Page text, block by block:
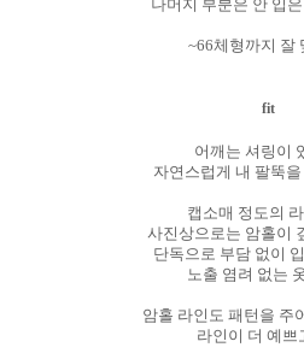
나머지 부분은 안 입
~66체형까지 잘
fit
어깨는 셔링이
자연스럽게 내 팔뚝
캡소매 정도의 라
사진상으로는 암홀이
단독으로 부담 없이
노출 염려 없는
암홀 라인도 패턴을 주
라인이 더 예쁘